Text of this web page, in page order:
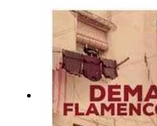
Horner –
WorldDelphine :
ข้อยเว้าแม่นบ่Cédric :